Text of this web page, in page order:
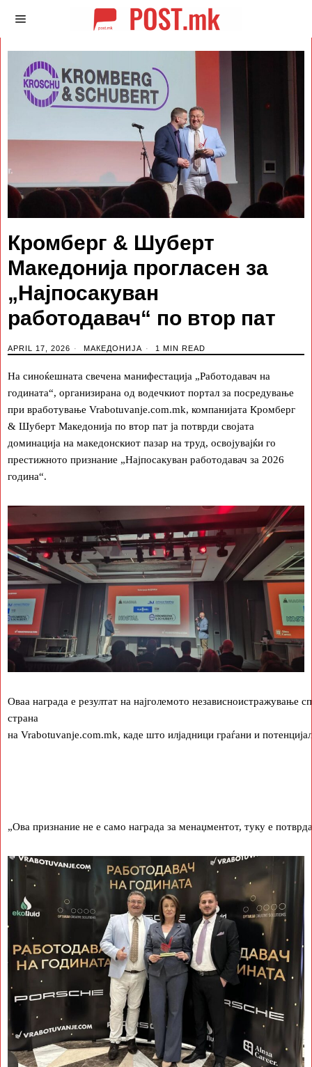
Кромберг & Шуберт
Македонија прогласен за
„Најпосакуван
работодавач“ по втор пат
APRIL 17, 2026 МАКЕДОНИЈА 1 MIN READ
На синоќешната свечена манифестација „Работодавач на
годината“, организирана од водечкиот портал за посредување
при вработување Vrabotuvanje.com.mk, компанијата Кромберг
& Шуберт Македонија по втор пат ја потврди својата
доминација на македонскиот пазар на труд, освојувајќи го
престижното признание „Најпосакуван работодавач за 2026
година“.
Оваа награда е резултат на најголемото независноистражување
страна
на Vrabotuvanje.com.mk, каде што илјадници граѓани и
„Ова признание не е само награда за менаџментот, туку е